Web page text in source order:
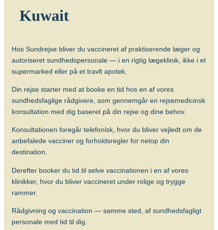
der er stor risiko for at blive smittet med
Om sygdommen
Tuberkulose
BCG vaccine (BCG Vaccine “AJ
Vaccines”)
Kuwait
Hos Sundrejse bliver du vaccineret af praktiserende læger og
autoriseret sundhedspersonale — i en rigtig lægeklinik, ikke i et
supermarked eller på et travlt apotek.
Din rejse starter med at booke en tid hos en af vores
sundhedsfaglige rådgivere, som gennemgår en rejsemedicinsk
konsultation med dig baseret på din rejse og dine behov.
Konsultationen foregår telefonisk, hvor du bliver vejledt om de
anbefalede vacciner og forholdsregler for netop din
destination.
Derefter booker du tid til selve vaccinationen i en af vores
klinikker, hvor du bliver vaccineret under rolige og trygge
rammer.
Rådgivning og vaccination — samme sted, af sundhedsfagligt
personale med tid til dig.